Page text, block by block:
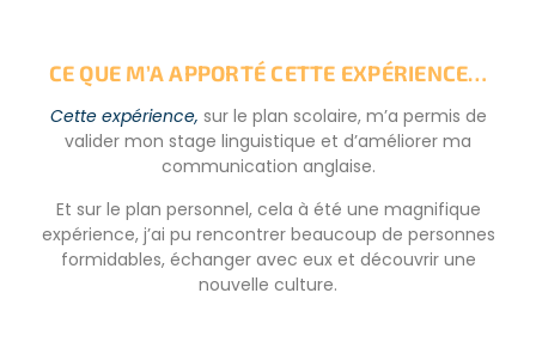
CE QUE M’A APPORTÉ CETTE EXPÉRIENCE…
Cette expérience, sur le plan scolaire, m’a permis de
valider mon stage linguistique et d’améliorer ma
communication anglaise.
Et sur le plan personnel, cela à été une magnifique
expérience, j’ai pu rencontrer beaucoup de personnes
formidables, échanger avec eux et découvrir une
nouvelle culture.